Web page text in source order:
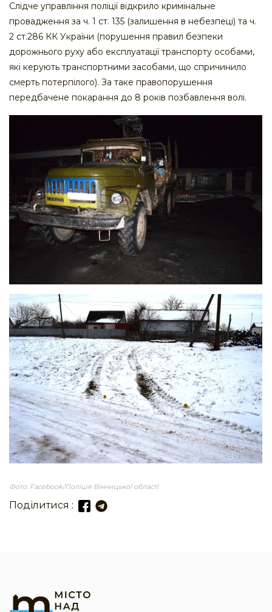
Слідче управління поліції відкрило кримінальне
провадження за ч. 1 ст. 135 (залишення в небезпеці) та ч.
2 ст.286 КК України (порушення правил безпеки
дорожнього руху або експлуатації транспорту особами,
які керують транспортними засобами, що спричинило
смерть потерпілого). За таке правопорушення
передбачене покарання до 8 років позбавлення волі.
Фото: Facebook/Поліція Вінницької області
Поділитися :